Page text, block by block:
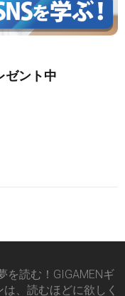
ゼント中
を読む！GIGAMENギ
は、読むほどに欲しく